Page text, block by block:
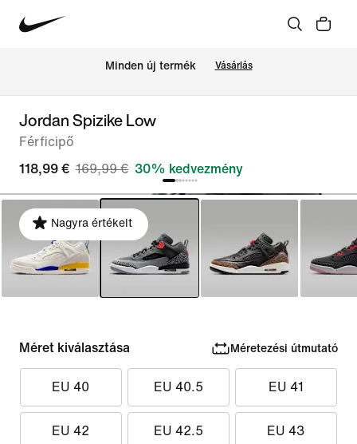
Minden új termék Vásárlás
Jordan Spizike Low
Férficipő
118,99 € 169,99 € 30% kedvezmény
Nagyra értékelt
Méret kiválasztása Méretezési útmutató
EU 40 EU 40.5 EU 41
EU 42 EU 42.5 EU 43